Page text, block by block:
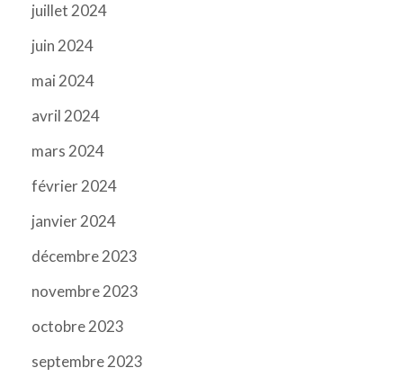
juillet 2024
juin 2024
mai 2024
avril 2024
mars 2024
février 2024
janvier 2024
décembre 2023
novembre 2023
octobre 2023
septembre 2023